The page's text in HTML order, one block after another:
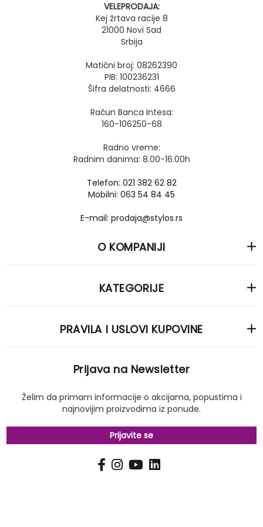
VELEPRODAJA:
Kej žrtava racije 8
21000 Novi Sad
Srbija
Matični broj: 08262390
PIB: 100236231
Šifra delatnosti: 4666
Račun Banca Intesa:
160-106250-68
Radno vreme:
Radnim danima: 8.00-16.00h
Telefon: 021 382 62 82
Mobilni: 063 54 84 45
E-mail: prodaja@stylos.rs
O KOMPANIJI
KATEGORIJE
PRAVILA I USLOVI KUPOVINE
Prijava na Newsletter
Želim da primam informacije o akcijama, popustima i
najnovijim proizvodima iz ponude.
Prijavite se